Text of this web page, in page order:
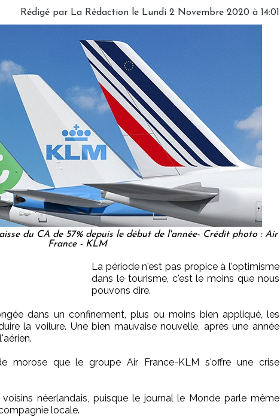
Rédigé par La Rédaction le Lundi 2 Novembre 2020 à 14:01
du CA de 57% depuis le début de l'année- Crédit photo : Air
France - KLM
La période n'est pas propice à l'optimisme
dans le tourisme, c'est le moins que nous
pouvons dire.
dans un confinement, plus ou moins bien appliqué, les
la voilure. Une bien mauvaise nouvelle, après une année
morose que le groupe Air France-KLM s'offre une crise
néerlandais, puisque le journal le Monde parle même
locale.